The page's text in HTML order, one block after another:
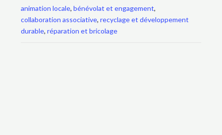
animation locale,bénévolat et engagement,
collaboration associative,recyclage et développement
durable,réparation et bricolage